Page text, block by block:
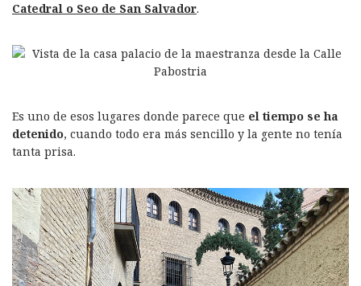
Catedral o Seo de San Salvador.
Es uno de esos lugares donde parece que el tiempo se ha
detenido, cuando todo era más sencillo y la gente no tenía
tanta prisa.